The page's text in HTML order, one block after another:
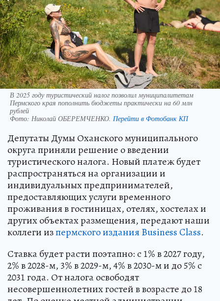
В 2025 году туристический налог позволил муниципалитетам
Пермского края пополнить бюджеты практически на 60 млн
рублей
Фото: Николай ОБЕРЕМЧЕНКО. Перейти в Фотобанк КП
Депутаты Думы Оханского муниципального
округа приняли решение о введении
туристического налога. Новый платеж будет
распространяться на организации и
индивидуальных предпринимателей,
предоставляющих услуги временного
проживания в гостиницах, отелях, хостелах и
других объектах размещения, передают наши
коллеги изпермского издания Business Class.
Ставка будет расти поэтапно: с 1% в 2027 году,
2% в 2028-м, 3% в 2029-м, 4% в 2030-м и до 5% с
2031 года. От налога освободят
несовершеннолетних гостей в возрасте до 18